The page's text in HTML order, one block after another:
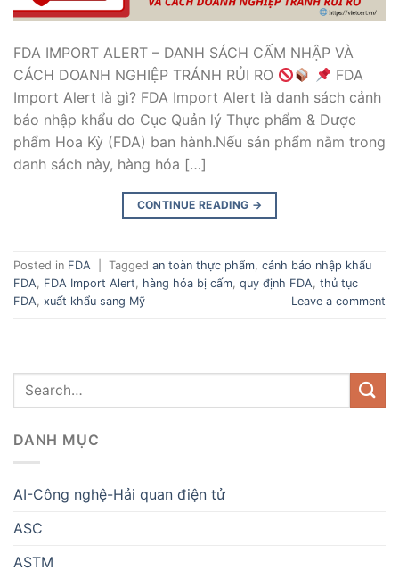
FDA IMPORT ALERT – DANH SÁCH CẤM NHẬP VÀ
CÁCH DOANH NGHIỆP TRÁNH RỦI RO
FDA
Import Alert là gì? FDA Import Alert là danh sách cảnh
báo nhập khẩu do Cục Quản lý Thực phẩm & Dược
phẩm Hoa Kỳ (FDA) ban hành.Nếu sản phẩm nằm trong
danh sách này, hàng hóa […]
CONTINUE READING →
Posted in FDA Tagged an toàn thực phẩm, cảnh báo nhập khẩu
FDA, FDA Import Alert, hàng hóa bị cấm, quy định FDA, thủ tục
FDA, xuất khẩu sang Mỹ Leave a comment
DANH MỤC
AI-Công nghệ-Hải quan điện tử
ASC
ASTM